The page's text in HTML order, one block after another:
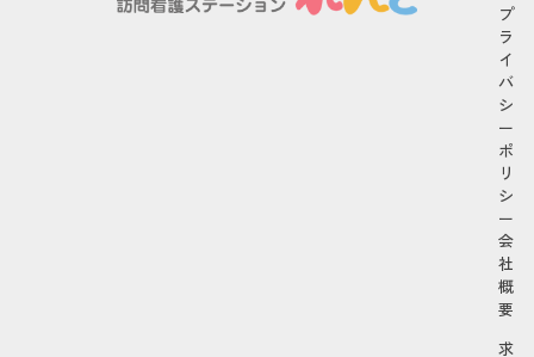
プ
ラ
イ
バ
シ
ー
ポ
リ
シ
ー
会
社
概
要
求